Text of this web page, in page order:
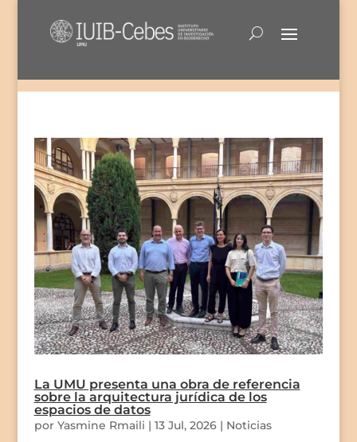
La UMU presenta una obra de referencia
sobre la arquitectura jurídica de los
espacios de datos
por Yasmine Rmaili | 13 Jul, 2026| Noticias